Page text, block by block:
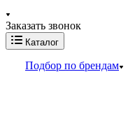
Заказать звонок
Каталог
Подбор по брендам